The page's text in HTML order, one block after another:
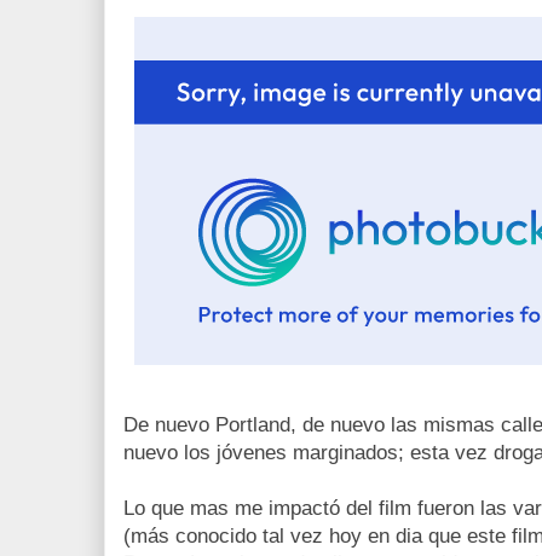
De nuevo Portland, de nuevo las mismas
nuevo los jóvenes marginados; esta vez
Lo que mas me impactó del film fueron las
(más conocido tal vez hoy en dia que este